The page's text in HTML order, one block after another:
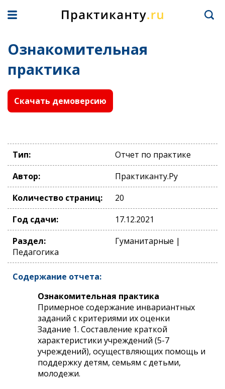
Ознакомительная
практика
Скачать демоверсию
Тип:
Отчет по практике
Автор:
Практиканту.Ру
Количество страниц:
20
Год сдачи:
17.12.2021
Раздел:
Гуманитарные |
Педагогика
Содержание отчета:
Ознакомительная практика
Примерное содержание инвариантных
заданий с критериями их оценки
Задание 1. Составление краткой
характеристики учреждений (5-7
учреждений), осуществляющих помощь и
поддержку детям, семьям с детьми,
молодежи.